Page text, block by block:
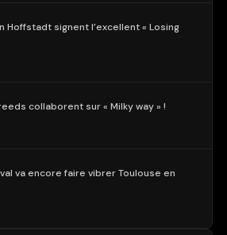
Hoffstadt signent l’excellent « Losing
collaborent sur « Milky way » !
va encore faire vibrer Toulouse en